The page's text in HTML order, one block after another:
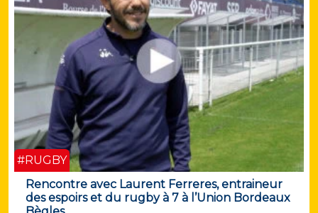
#RUGBY
Rencontre avec Laurent Ferreres, entraineur
des espoirs et du rugby à 7 à l’Union Bordeaux